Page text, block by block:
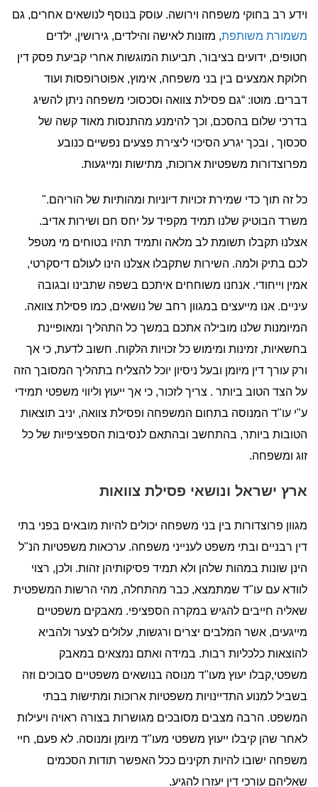
וידע רב בחוקי משפחה וירושה. עוסק בנוסף לנושאים אחרים, גם
משמורת משותפת, מזונות לאישה והילדים, גירושין, ילדים
חטופים, ידועים בציבור, תביעות המוגשות אחרי קביעת פסק דין
חלוקת אמצעים בין בני משפחה, אימוץ, אפוטרופסות ועוד
דברים. מוטו: “גם פסילת צוואה וסכסוכי משפחה ניתן להשיג
בדרכי שלום בהסכם, וכך להימנע מהתנסות מאוד קשה של
סכסוך , ובכך יגרע הסיכוי ליצירת פצעים נפשיים כנובע
מפרוצדורות משפטיות ארוכות, מתישות ומייגעות.
כל זה תוך כדי שמירת זכויות דיוניות ומהותיות של הוריהם."
משרד הבוטיק שלנו תמיד מקפיד על יחס חם ושירות אדיב.
אצלנו תקבלו תשומת לב מלאה ותמיד תהיו בטוחים מי מטפל
לכם בתיק ולמה. השירות שתקבלו אצלנו הינו לעולם דיסקרטי,
אמין וייחודי. אנחנו משוחחים איתכם בשפה שתבינו ובגובה
עיניים. אנו מייעצים במגוון רחב של נושאים, כמו פסילת צוואה.
המיומנות שלנו מובילה אתכם במשך כל התהליך ומאופיינת
בחשאיות, זמינות ומימוש כל זכויות הלקוח. חשוב לדעת, כי אך
ורק עורך דין מיומן ובעל ניסיון יוכל להצליח בתהליך המסובך הזה
על הצד הטוב ביותר . צריך לזכור, כי אך ייעוץ וליווי משפטי תמידי
ע"י עו"ד המנוסה בתחום המשפחה ופסילת צוואה, יניב תוצאות
הטובות ביותר, בהתחשב ובהתאם לנסיבות הספציפיות של כל
זוג ומשפחה.
ארץ ישראל ונושאי פסילת צוואות
מגוון פרוצדורות בין בני משפחה יכולים להיות מובאים בפני בתי
דין רבניים ובתי משפט לענייני משפחה. ערכאות משפטיות הנ"ל
הינן שונות במהות שלהן ולא תמיד פסיקותיהן זהות. ולכן, רצוי
לוודא עם עו"ד שמתמצא, כבר מהתחלה, מהי הרשות המשפטית
שאליה חייבים להגיש במקרה הספציפי. מאבקים משפטיים
מייגעים, אשר המלבים יצרים ורגשות, עלולים לצער ולהביא
להוצאות כלכליות רבות. במידה ואתם נמצאים במאבק
משפטי,קבלו יעוץ מעו"ד מנוסה בנושאים משפטיים סבוכים וזה
בשביל למנוע התדיינויות משפטיות ארוכות ומתישות בבתי
המשפט. הרבה מצבים מסובכים מגושרות בצורה ראויה ויעילות
לאחר שהן קיבלו ייעוץ משפטי מעו"ד מיומן ומנוסה. לא פעם, חיי
משפחה ישובו להיות תקינים ככל האפשר תודות הסכמים
שאליהם עורכי דין יעזרו להגיע.